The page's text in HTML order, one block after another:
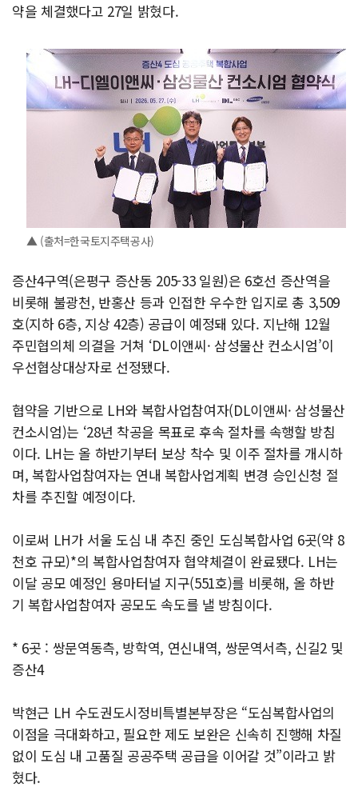
약을 체결했다고 27일 밝혔다.
▲ (출처=한국토지주택공사)
증산4구역(은평구 증산동 205-33 일원)은 6호선 증산역을
비롯해 불광천, 반홍산 등과 인접한 우수한 입지로 총 3,509
호(지하 6층, 지상 42층) 공급이 예정돼 있다. 지난해 12월
주민협의체 의결을 거쳐 ‘DL이앤씨· 삼성물산 컨소시엄’이
우선협상대상자로 선정됐다.
협약을 기반으로 LH와 복합사업참여자(DL이앤씨· 삼성물산
컨소시엄)는 ‘28년 착공을 목표로 후속 절차를 속행할 방침
이다. LH는 올 하반기부터 보상 착수 및 이주 절차를 개시하
며, 복합사업참여자는 연내 복합사업계획 변경 승인신청 절
차를 추진할 예정이다.
이로써 LH가 서울 도심 내 추진 중인 도심복합사업 6곳(약 8
천호 규모)*의 복합사업참여자 협약체결이 완료됐다. LH는
이달 공모 예정인 용마터널 지구(551호)를 비롯해, 올 하반
기 복합사업참여자 공모도 속도를 낼 방침이다.
* 6곳 : 쌍문역동측, 방학역, 연신내역, 쌍문역서측, 신길2 및
증산4
박현근 LH 수도권도시정비특별본부장은 “도심복합사업의
이점을 극대화하고, 필요한 제도 보완은 신속히 진행해 차질
없이 도심 내 고품질 공공주택 공급을 이어갈 것”이라고 밝
혔다.